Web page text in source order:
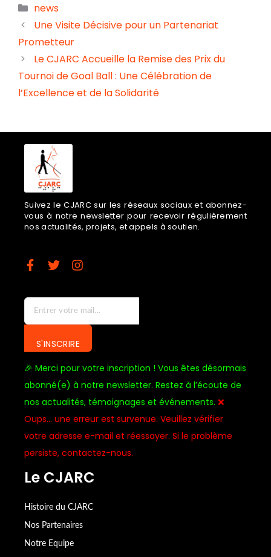
news
Une Visite Décisive pour un Partenariat
Prometteur
Le CJARC Accueille la Remise des Prix du
Tournoi de Goal Ball : Une Célébration de
l’Excellence et de la Solidarité
Suivez le CJARC sur les réseaux sociaux et abonnez-
vous à notre newsletter pour recevoir régulièrement
nos actualités, projets, et appels à soutien.
S'INSCRIRE
🎉 Merci pour votre inscription ! Vous êtes désormais
abonné(e) à notre newsletter. Restez à l’écoute de
nos actualités, témoignages et événements. ❌
Oups… une erreur est survenue. Veuillez vérifier
votre adresse e-mail et réessayer. Si le problème
persiste, contactez-nous.
Le CJARC
Histoire du CJARC
Nos Partenaires
Notre Equipe